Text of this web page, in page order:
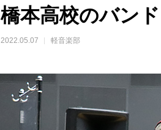
橋本高校のバン
2022.05.07 軽音楽部